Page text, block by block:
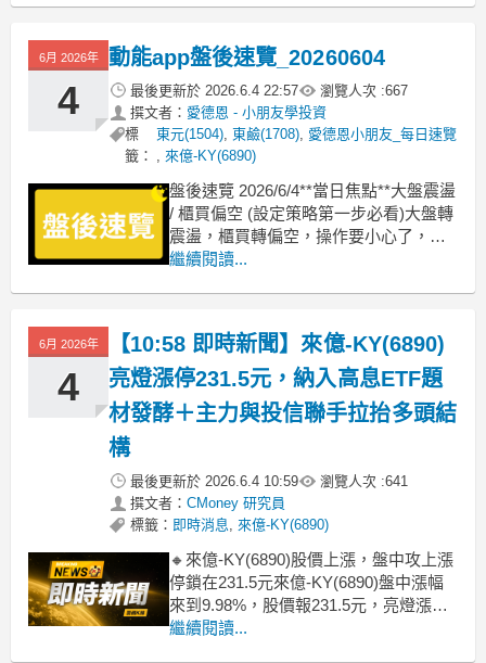
城半導體指數更重挫2.15%、收13,617
點，兩個市場同一天
6月 2026年
4
動能app盤後速覽_20260604
最後更新於 2026.6.4 22:57 瀏覽人次 :667
撰文者： 愛德恩 - 小朋友學投資
標
籤：
東元(1504),東鹼(1708), 愛德恩小朋友_每日速覽
, 來億-KY(6890)
盤後速覽 2026/6/4**當日焦點**大盤震盪
/ 櫃買偏空 (設定策略第一步必看)大盤轉
震盪，櫃買轉偏空，操作要小心了，大
盤收跌1.68%，日MACD紅柱轉向變短。
線架：界霖+9.6%、長科+9.98%、長華
+8.
繼續閱讀...
6月 2026年
4
【10:58 即時新聞】來億-KY(6890)
亮燈漲停231.5元，納入高息ETF題
材發酵＋主力與投信聯手拉抬多頭結
構
最後更新於 2026.6.4 10:59 瀏覽人次 :641
撰文者： CMoney 研究員
標籤： 即時消息, 來億-KY(6890)
🔸來億-KY(6890)股價上漲，盤中攻上漲
停鎖在231.5元來億-KY(6890)盤中漲幅
來到9.98%，股價報231.5元，亮燈漲
停，屬近期強勢個股之一。本波急攻主
繼續閱讀...